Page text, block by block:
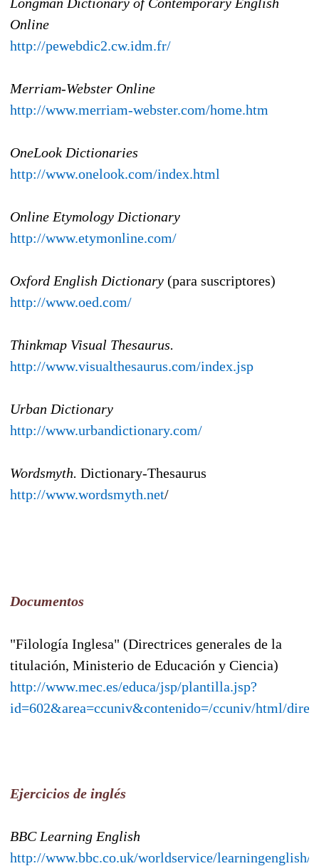
Online
http://pewebdic2.cw.idm.fr/
Merriam-Webster Online
http://www.merriam-webster.com/home.htm
OneLook Dictionaries
http://www.onelook.com/index.html
Online Etymology Dictionary
http://www.etymonline.com/
Oxford English Dictionary (para suscriptores)
http://www.oed.com/
Thinkmap Visual Thesaurus.
http://www.visualthesaurus.com/index.jsp
Urban Dictionary
http://www.urbandictionary.com/
Wordsmyth. Dictionary-Thesaurus
http://www.wordsmyth.net/
Documentos
"Filología Inglesa" (Directrices generales de la
titulación, Ministerio de Educación y Ciencia)
http://www.mec.es/educa/jsp/plantilla.jsp?
id=602&area=ccuniv&contenido=/ccuniv/html/
Ejercicios de inglés
BBC Learning English
http://www.bbc.co.uk/worldservice/learningenglish/